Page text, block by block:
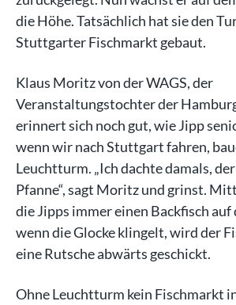
die Höhe. Tatsächlich hat sie den
Stuttgarter Fischmarkt gebaut.
Klaus Moritz von der WAGS, der
Veranstaltungstochter der
erinnert sich noch gut, wie Jipp
wenn wir nach Stuttgart fahren,
Leuchtturm. „Ich dachte damals,
Pfanne“, sagt Moritz und grinst.
die Jipps immer einen Backfisch auf
wenn die Glocke klingelt, wird der
eine Rutsche abwärts geschickt.
Ohne Leuchtturm kein Fischmarkt